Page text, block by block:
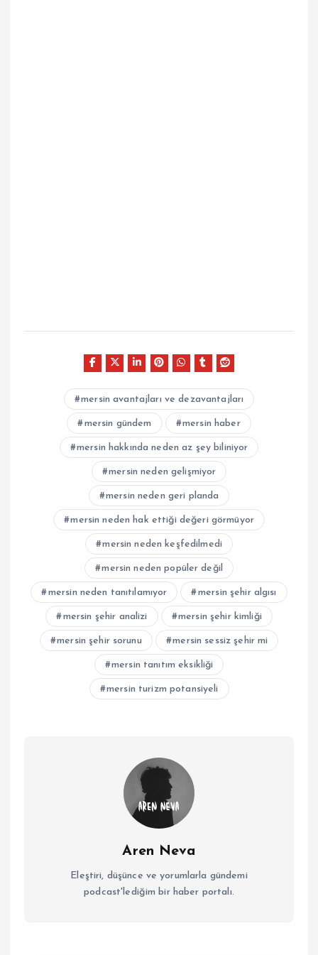
mersin avantajları ve dezavantajları
mersin gündem mersin haber
mersin hakkında neden az şey biliniyor
mersin neden gelişmiyor
mersin neden geri planda
mersin neden hak ettiği değeri görmüyor
mersin neden keşfedilmedi
mersin neden popüler değil
mersin neden tanıtılamıyor mersin şehir algısı
mersin şehir analizi mersin şehir kimliği
mersin şehir sorunu mersin sessiz şehir mi
mersin tanıtım eksikliği
mersin turizm potansiyeli
Aren Neva
Eleştiri, düşünce ve yorumlarla gündemi
podcast'lediğim bir haber portalı.